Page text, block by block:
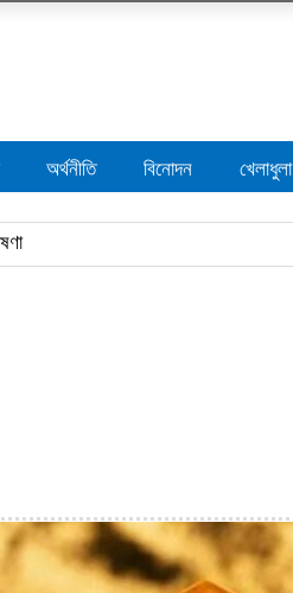
অর্থনীতি বিনোদন খেলাধুলা